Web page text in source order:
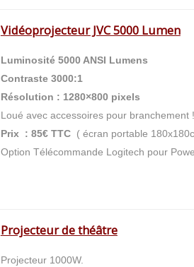
Vidéoprojecteur JVC 5000 Lumen
Luminosité 5000 ANSI Lumens
Contraste 3000:1
Résolution : 1280×800 pixels
Loué avec accessoires pour
Prix : 85€ TTC( écran portable
Option Télécommande Logitech pour
Projecteur de théâtre
Projecteur 1000W.